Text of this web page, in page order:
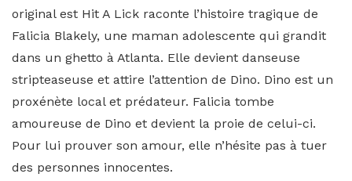
original est Hit A Lick raconte l’histoire tragique de
Falicia Blakely, une maman adolescente qui grandit
dans un ghetto à Atlanta. Elle devient danseuse
stripteaseuse et attire l’attention de Dino. Dino est un
proxénète local et prédateur. Falicia tombe
amoureuse de Dino et devient la proie de celui-ci.
Pour lui prouver son amour, elle n’hésite pas à tuer
des personnes innocentes.